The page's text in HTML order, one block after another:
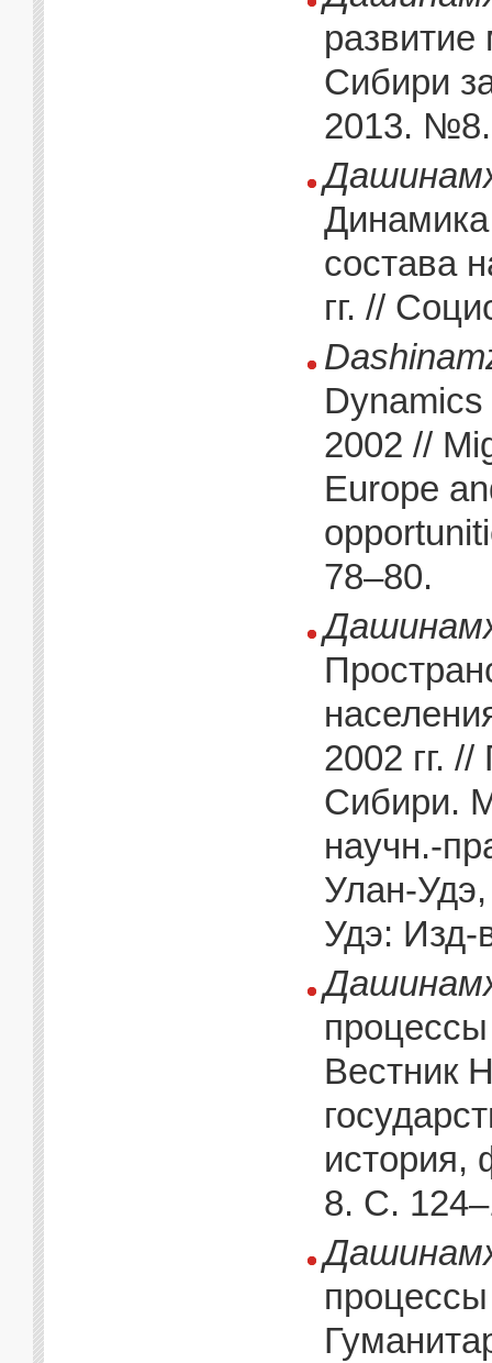
Сибири
2013.
Динамика
состава
гг. //
2002 //
Europe
78–80.
2002 гг.
Сибири.
научн.-
Улан-
Удэ: Изд-
Вестник
история,
8. С.